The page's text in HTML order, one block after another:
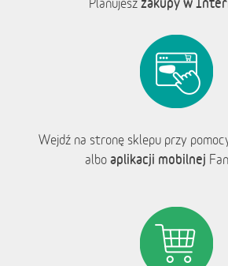
Planujesz
Wejdź na stronę sklepu przy
albo aplikacji mobilnej